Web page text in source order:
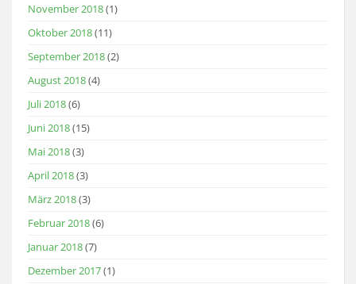
November 2018(1)
Oktober 2018(11)
September 2018(2)
August 2018(4)
Juli 2018(6)
Juni 2018(15)
Mai 2018(3)
April 2018(3)
März 2018(3)
Februar 2018(6)
Januar 2018(7)
Dezember 2017(1)